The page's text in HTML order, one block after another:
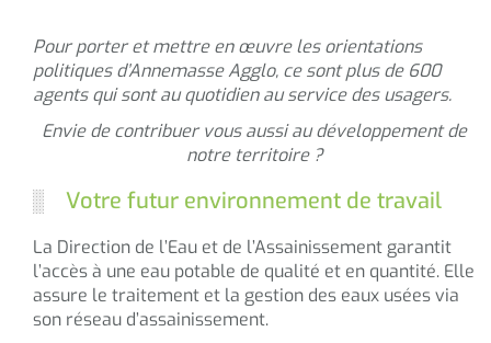
Pour porter et mettre en œuvre les orientations
politiques d’Annemasse Agglo, ce sont plus de 600
agents qui sont au quotidien au service des usagers.
Envie de contribuer vous aussi au développement de
notre territoire ?
Votre futur environnement de travail
La Direction de l’Eau et de l’Assainissement garantit
l’accès à une eau potable de qualité et en quantité. Elle
assure le traitement et la gestion des eaux usées via
son réseau d’assainissement.